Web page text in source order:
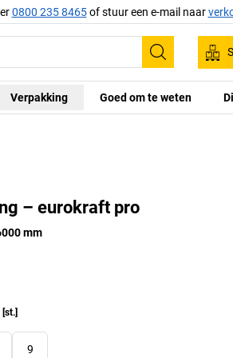
0800 235 8465of stuur een e-mail naar
Zoeken
Verpakking Goed om te weten
– eurokraft pro
mm
[st.]
9